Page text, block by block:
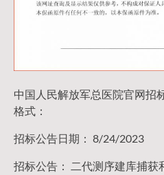
中国人民解放军总医院官网招
格式：
招标公告日期： 8/24/2023
招标公告： 二代测序建库捕获